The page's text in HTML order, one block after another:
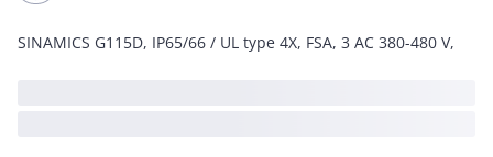
SINAMICS G115D, IP65/66 / UL type 4X, FSA, 3 AC 380-480 V,